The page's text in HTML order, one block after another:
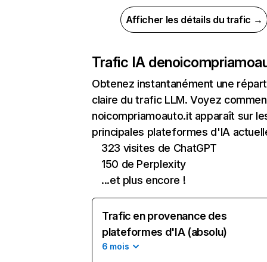
Afficher les détails du trafic →
Trafic IA de
Obtenez instantanément une
claire du trafic LLM. Voyez
noicompriamoauto.it apparaît sur
principales plateformes d'IA
323 visites de ChatGPT
150 de Perplexity
...et plus encore !
Trafic en provenance des
plateformes d'IA (absolu)
6 mois